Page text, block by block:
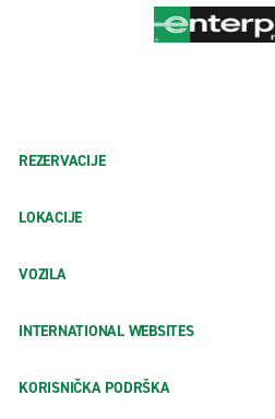
REZERVACIJE
LOKACIJE
VOZILA
INTERNATIONAL WEBSITES
KORISNIČKA PODRŠKA